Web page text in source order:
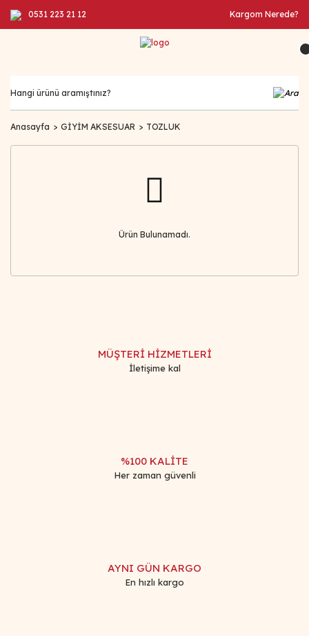
0531 223 21 12 Kargom Nerede?
Anasayfa GİYİM AKSESUAR TOZLUK
Ürün Bulunamadı.
MÜŞTERİ HİZMETLERİ
İletişime kal
%100 KALİTE
Her zaman güvenli
AYNI GÜN KARGO
En hızlı kargo